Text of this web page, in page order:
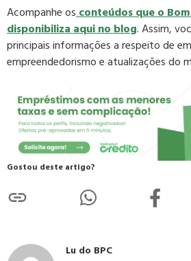
Acompanhe osconteúdos que o
disponibiliza aqui no blog. Assim,
principais informações a respeito de
empreendedorismo e atualizações do
Gostou deste artigo?
Lu do BPC